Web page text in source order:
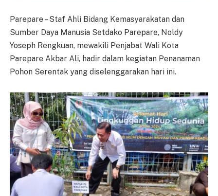
Parepare – Staf Ahli Bidang Kemasyarakatan dan
Sumber Daya Manusia Setdako Parepare, Noldy
Yoseph Rengkuan, mewakili Penjabat Wali Kota
Parepare Akbar Ali, hadir dalam kegiatan Penanaman
Pohon Serentak yang diselenggarakan hari ini.